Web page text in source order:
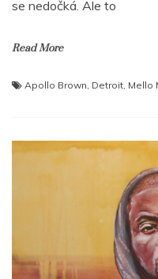
se nedočká. Ale to
Read More
Apollo Brown Detroit Mello